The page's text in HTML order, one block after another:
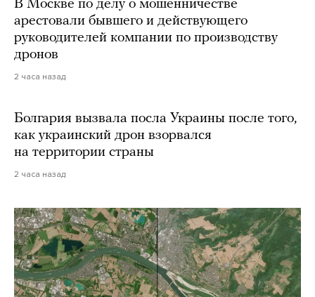
В Москве по делу о мошенничестве
арестовали бывшего и действующего
руководителей компании по производству
дронов
2 часа назад
Болгария вызвала посла Украины после того,
как украинский дрон взорвался
на территории страны
2 часа назад